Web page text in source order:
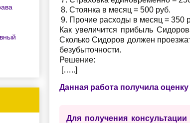
Стоянка в месяц = 500 руб.
Прочие расходы в месяц = 350
Как увеличится прибыль
Сколько Сидоров должен
безубыточности.
Решение:
[…..]
Данная работа получила
Для получения